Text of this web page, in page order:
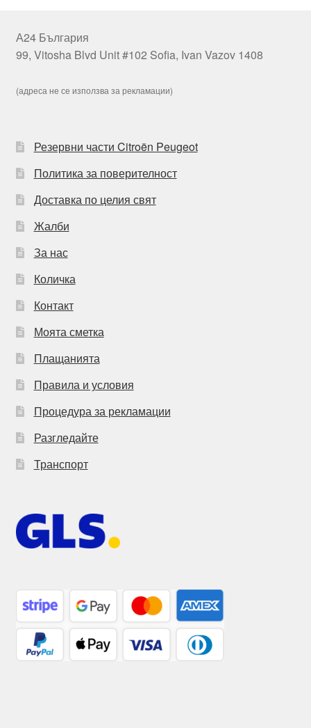
А24 България
99, Vitosha Blvd Unit #102 Sofia, Ivan Vazov 1408
(адреса не се използва за рекламации)
Резервни части Citroën Peugeot
Политика за поверителност
Доставка по целия свят
Жалби
За нас
Количка
Контакт
Моята сметка
Плащанията
Правила и условия
Процедура за рекламации
Разгледайте
Транспорт